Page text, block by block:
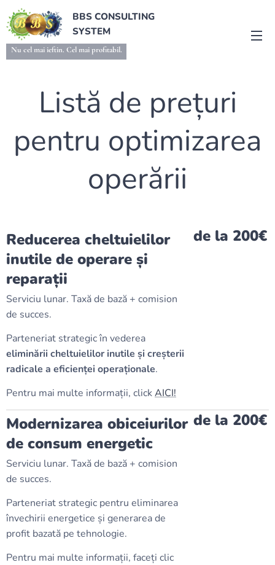
BBS CONSULTING
SYSTEM
Nu cel mai ieftin. Cel mai profitabil.
Listă de prețuri
pentru optimizarea
operării
Reducerea cheltuielilor
inutile de operare și
reparații
Serviciu lunar. Taxă de bază + comision
de succes.
Parteneriat strategic în vederea
eliminării cheltuielilor inutile și creșterii
radicale a eficienței operaționale.
Pentru mai multe informații, clickAICI!
de la 200€
Modernizarea obiceiurilor
de consum energetic
Serviciu lunar. Taxă de bază + comision
de succes.
Parteneriat strategic pentru eliminarea
învechirii energetice și generarea de
profit bazată pe tehnologie.
Pentru mai multe informații, faceți clic
de la 200€